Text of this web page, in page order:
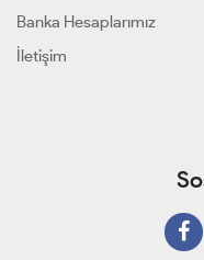
Banka Hesaplarımız
İletişim